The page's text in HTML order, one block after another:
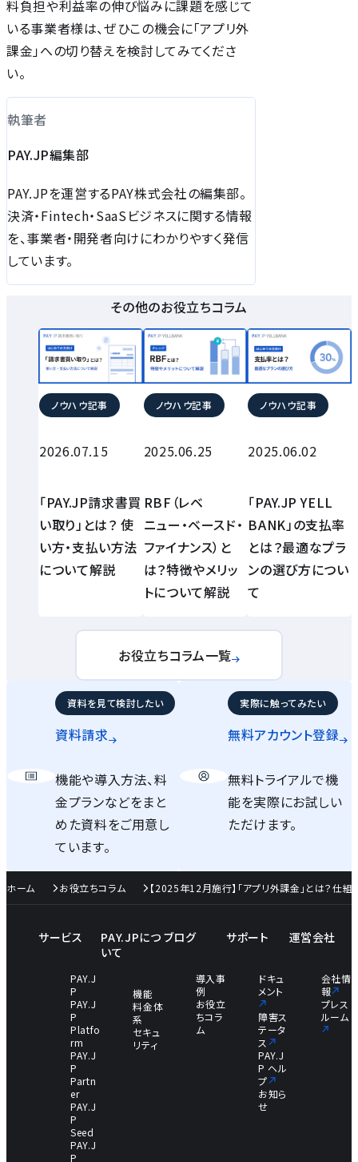
料負担や利益率の伸び悩みに課題を感じて
いる事業者様は、ぜひこの機会に「アプリ外
課金」への切り替えを検討してみてくださ
い。
執筆者
PAY.JP編集部
PAY.JPを運営するPAY株式会社の編集部。
決済・Fintech・SaaSビジネスに関する情報
を、事業者・開発者向けにわかりやすく発信
しています。
その他のお役立ちコラム
ノウハウ記事
2026.07.15
「PAY.JP請求書買
い取り」とは？ 使
い方・支払い方法
について解説
ノウハウ記事
2025.06.25
RBF（レベ
ニュー・ベースド・
ファイナンス）と
は？特徴やメリッ
トについて解説
ノウハウ記事
2025.06.02
「PAY.JP YELL
BANK」の支払率
とは？最適なプラ
ンの選び方につい
て
お役立ちコラム一覧
資料を見て検討したい
資料請求
機能や導入方法、料
金プランなどをまと
めた資料をご用意し
ています。
実際に触ってみたい
無料アカウント登録
無料トライアルで機
能を実際にお試しい
ただけます。
ホーム お役立ちコラム 【2025年12月施行】「アプリ外課金」とは？仕
サービス
PAY.J
P
PAY.J
P
Platfo
rm
PAY.J
P
Partn
er
PAY.J
P
Seed
PAY.J
P
PAY.JPにつ
いて
機能
料金体
系
セキュ
リティ
ブログ
導入事
例
お役立
ちコラ
ム
サポート
ドキュ
メント
障害ス
テータ
ス
PAY.J
P ヘル
プ
お知ら
せ
運営会社
会社情
報
プレス
ルーム